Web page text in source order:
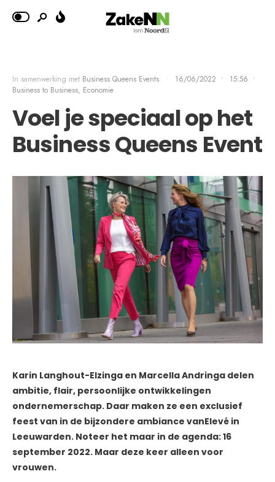
In samenwerking met Business Queens Events • 16/06/2022 • 15:56 •
Business to Business, Economie
Voel je speciaal op het
Business Queens Event
Karin Langhout-Elzinga en Marcella Andringa delen
ambitie, flair, persoonlijke ontwikkelingen
ondernemerschap. Daar maken ze een exclusief
feest van in de bijzondere ambiance vanElevé in
Leeuwarden. Noteer het maar in de agenda: 16
september 2022. Maar deze keer alleen voor
vrouwen.